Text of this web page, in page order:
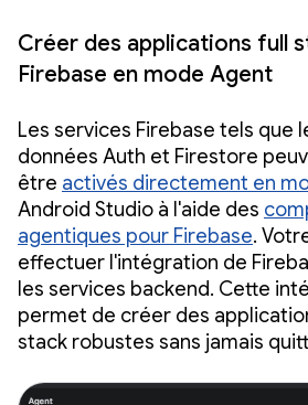
Créer des applications full
Firebase en mode Agent
Les services Firebase tels que
données Auth et Firestore
être activés directement en
Android Studio à l'aide des
agentiques pour Firebase.
effectuer l'intégration de
les services backend. Cette
permet de créer des
stack robustes sans jamais